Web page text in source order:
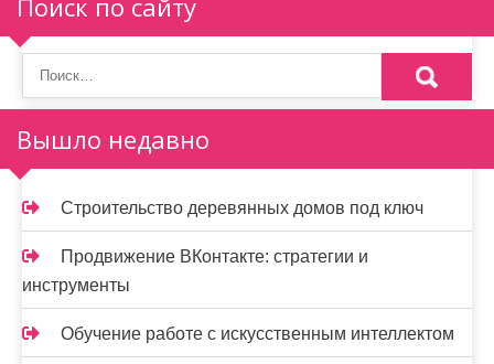
п
о
з
а
п
и
с
я
м
Поиск по сайту
Вышло недавно
Строительство деревянных домов под ключ
Продвижение ВКонтакте: стратегии и
инструменты
Обучение работе с искусственным интеллектом